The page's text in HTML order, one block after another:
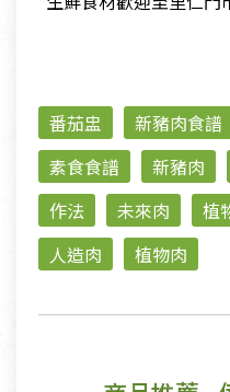
番茄盅 新豬肉食譜
素食食譜
新豬肉
作法
未來肉 植
人造肉
植物肉